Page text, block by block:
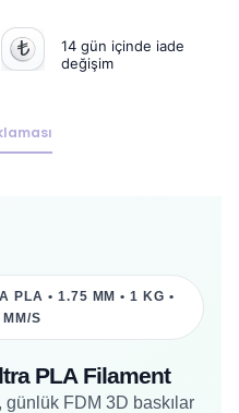
14 gün içinde iade
değişim
PLA • 1.75 MM • 1 KG •
S
PLA Filament
FDM 3D baskılar